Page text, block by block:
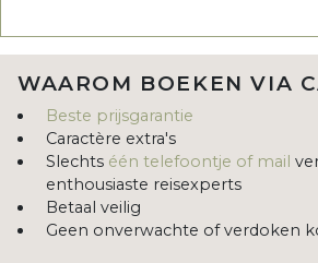
WAAROM BOEKEN VIA
Beste prijsgarantie
Caractère extra's
Slechts één telefoontje of mail
enthousiaste reisexperts
Betaal veilig
Geen onverwachte of verdoken